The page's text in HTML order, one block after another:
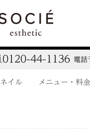
0120-44-1136 電
ネイル メニュー・料